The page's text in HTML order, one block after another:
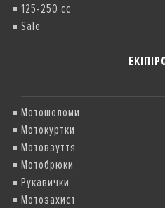
125-250 cc
Sale
Мотошоломи
Мотокуртки
Мотовзуття
Мотобрюки
Рукавички
Мотозахист